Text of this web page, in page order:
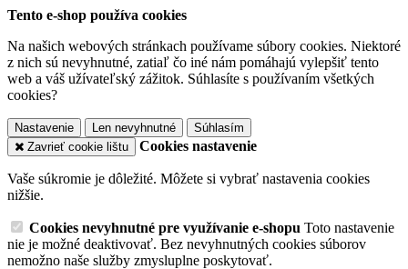
Tento e-shop používa cookies
Na našich webových stránkach používame súbory cookies. Niektoré
z nich sú nevyhnutné, zatiaľ čo iné nám pomáhajú vylepšiť tento
web a váš užívateľský zážitok. Súhlasíte s používaním všetkých
cookies?
Nastavenie Len nevyhnutné
Súhlasím
Zavrieť cookie lištu
Cookies nastavenie
Vaše súkromie je dôležité. Môžete si vybrať nastavenia cookies
nižšie.
Cookies nevyhnutné pre využívanie e-shopu Toto nastavenie
nie je možné deaktivovať. Bez nevyhnutných cookies súborov
nemožno naše služby zmysluplne poskytovať.